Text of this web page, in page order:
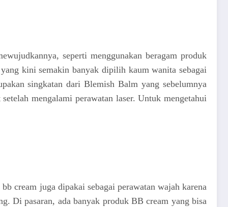
seperti menggunakan beragam produk
kini semakin banyak dipilih kaum wanita sebagai
singkatan dari Blemish Balm yang sebelumnya
mengalami perawatan laser. Untuk mengetahui
cream juga dipakai sebagai perawatan wajah karena
Di pasaran, ada banyak produk BB cream yang bisa